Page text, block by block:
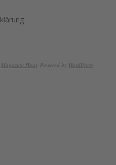
Magazine Hoot. Powered by WordPress.